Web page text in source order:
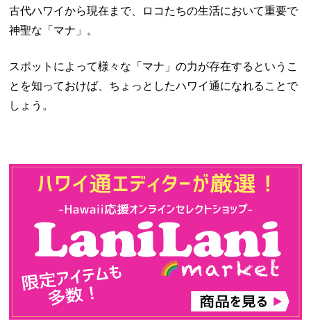
古代ハワイから現在まで、ロコたちの生活において重要で
神聖な「マナ」。
スポットによって様々な「マナ」の力が存在するというこ
とを知っておけば、ちょっとしたハワイ通になれることで
しょう。